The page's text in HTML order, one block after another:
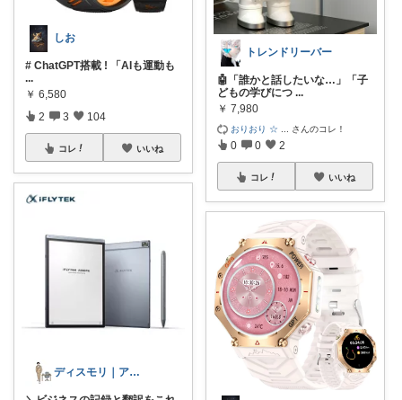
しお
# ChatGPT搭載 ! 「AIも運動も
...
￥ 6,580
2 3 104
コレ いいね
ディスモリ｜アラサー男の良い物紹介🕺
トレンドリーバー
🤖「誰かと話したいな…」「子
どもの学びにつ ...
￥ 7,980
おりおり ☆ さんのコレ！
0 0 2
コレ いいね